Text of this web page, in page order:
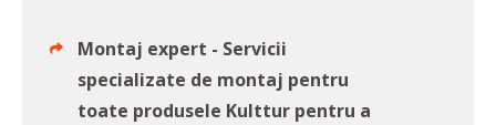
Montaj expert - Servicii
specializate de montaj pentru
toate produsele Kulttur pentru a